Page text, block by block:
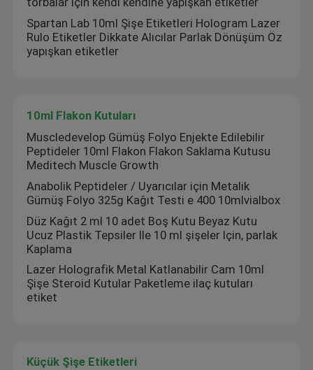
Spartan Lab 10ml Şişe Etiketleri Hologram Lazer
Rulo Etiketler Dikkate Alıcılar Parlak Dönüşüm Öz
yapışkan etiketler
10ml Flakon Kutuları
Muscledevelop Gümüş Folyo Enjekte Edilebilir
Peptideler 10ml Flakon Flakon Saklama Kutusu
Meditech Muscle Growth
Anabolik Peptideler / Uyarıcılar için Metalik
Gümüş Folyo 325g Kağıt Testi e 400 10mlvialbox
Düz Kağıt 2 ml 10 adet Boş Kutu Beyaz Kutu
Ucuz Plastik Tepsiler Ile 10 ml şişeler Için, parlak
Kaplama
Lazer Holografik Metal Katlanabilir Cam 10ml
Şişe Steroid Kutular Paketleme ilaç kutuları
etiket
Küçük Şişe Etiketleri